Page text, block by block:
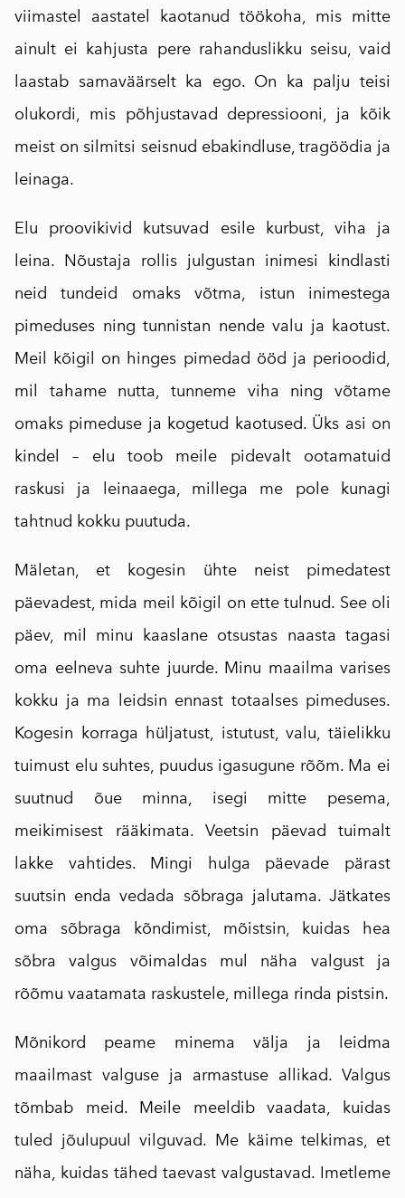
viimastel aastatel kaotanud töökoha, mis mitte
ainult ei kahjusta pere rahanduslikku seisu, vaid
laastab samaväärselt ka ego. On ka palju teisi
olukordi, mis põhjustavad depressiooni, ja kõik
meist on silmitsi seisnud ebakindluse, tragöödia ja
leinaga.
Elu proovikivid kutsuvad esile kurbust, viha ja
leina. Nõustaja rollis julgustan inimesi kindlasti
neid tundeid omaks võtma, istun inimestega
pimeduses ning tunnistan nende valu ja kaotust.
Meil kõigil on hinges pimedad ööd ja perioodid,
mil tahame nutta, tunneme viha ning võtame
omaks pimeduse ja kogetud kaotused. Üks asi on
kindel – elu toob meile pidevalt ootamatuid
raskusi ja leinaaega, millega me pole kunagi
tahtnud kokku puutuda.
Mäletan, et kogesin ühte neist pimedatest
päevadest, mida meil kõigil on ette tulnud. See oli
päev, mil minu kaaslane otsustas naasta tagasi
oma eelneva suhte juurde. Minu maailma varises
kokku ja ma leidsin ennast totaalses pimeduses.
Kogesin korraga hüljatust, istutust, valu, täielikku
tuimust elu suhtes, puudus igasugune rõõm. Ma ei
suutnud õue minna, isegi mitte pesema,
meikimisest rääkimata. Veetsin päevad tuimalt
lakke vahtides. Mingi hulga päevade pärast
suutsin enda vedada sõbraga jalutama. Jätkates
oma sõbraga kõndimist, mõistsin, kuidas hea
sõbra valgus võimaldas mul näha valgust ja
rõõmu vaatamata raskustele, millega rinda pistsin.
Mõnikord peame minema välja ja leidma
maailmast valguse ja armastuse allikad. Valgus
tõmbab meid. Meile meeldib vaadata, kuidas
tuled jõulupuul vilguvad. Me käime telkimas, et
näha, kuidas tähed taevast valgustavad. Imetleme